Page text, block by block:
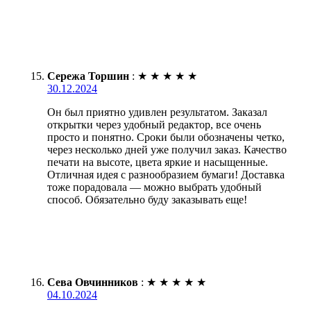
Сережа Торшин : ★ ★ ★ ★ ★
30.12.2024
Он был приятно удивлен результатом. Заказал
открытки через удобный редактор, все очень
просто и понятно. Сроки были обозначены четко,
через несколько дней уже получил заказ. Качество
печати на высоте, цвета яркие и насыщенные.
Отличная идея с разнообразием бумаги! Доставка
тоже порадовала — можно выбрать удобный
способ. Обязательно буду заказывать еще!
Сева Овчинников : ★ ★ ★ ★ ★
04.10.2024